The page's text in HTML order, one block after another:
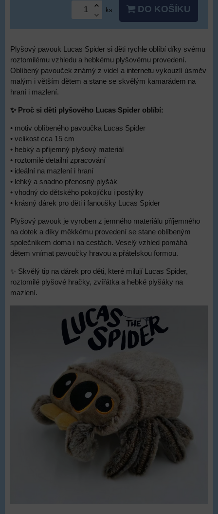
ks DO KOŠÍKU
Plyšový pavouk Lucas Spider si děti rychle oblíbí díky svému
roztomilému vzhledu a hebkému plyšovému provedení.
Oblíbený pavouček známý z videí a internetu vykouzlí úsměv
malým i větším dětem a stane se skvělým kamarádem na
hraní i mazlení.
✨ Proč si děti plyšového Lucas Spider oblíbí:
• motiv oblíbeného pavoučka Lucas Spider
• velikost cca 15 cm
• hebký a příjemný plyšový materiál
• roztomilé detailní zpracování
• ideální na mazlení i hraní
• lehký a snadno přenosný plyšák
• vhodný do dětského pokojíčku i postýlky
• krásný dárek pro děti i fanoušky Lucas Spider
Plyšový pavouk je vyroben z jemného materiálu příjemného
na dotek a díky měkkému provedení se stane oblíbeným
společníkem doma i na cestách. Veselý vzhled pomáhá
dětem vnímat pavoučky hravou a přátelskou formou.
✨ Skvělý tip na dárek pro děti, které milují Lucas Spider,
roztomilé plyšové hračky, zvířátka a hebké plyšáky na
mazlení.